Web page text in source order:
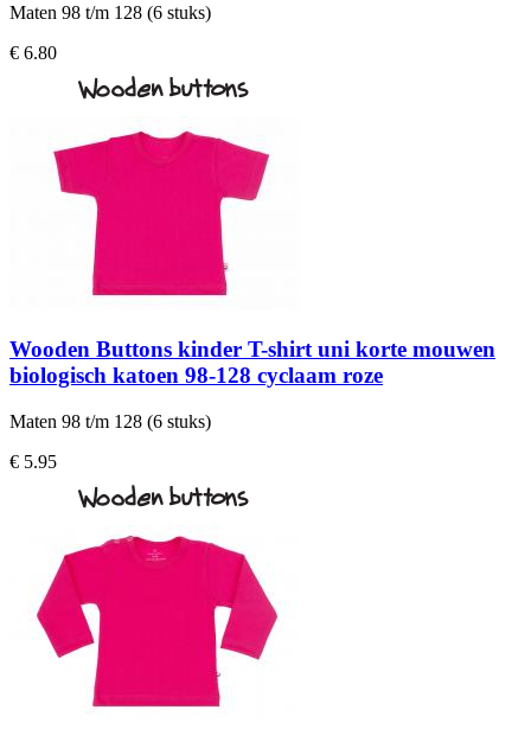
Maten 98 t/m 128 (6 stuks)
€ 6.80
Wooden Buttons kinder T-shirt uni korte mouwen
biologisch katoen 98-128 cyclaam roze
Maten 98 t/m 128 (6 stuks)
€ 5.95